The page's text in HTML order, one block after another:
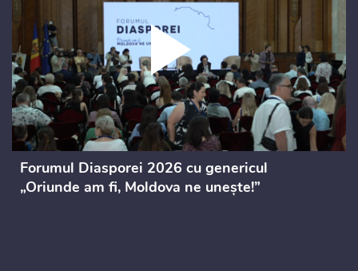
Forumul Diasporei 2026 cu genericul
„Oriunde am fi, Moldova ne unește!”